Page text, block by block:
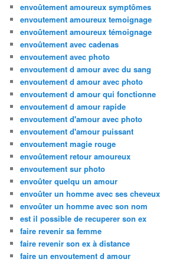
envoûtement amoureux symptômes
envoutement amoureux temoignage
envoûtement amoureux témoignage
envoûtement avec cadenas
envoutement avec photo
envoutement d amour avec du sang
envoutement d amour avec photo
envoutement d amour qui fonctionne
envoutement d amour rapide
envoutement d'amour avec photo
envoutement d'amour puissant
envoutement magie rouge
envoûtement retour amoureux
envoutement sur photo
envoûter quelqu un amour
envoûter un homme avec ses cheveux
envoûter un homme avec son nom
est il possible de recuperer son ex
faire revenir sa femme
faire revenir son ex à distance
faire un envoutement d amour